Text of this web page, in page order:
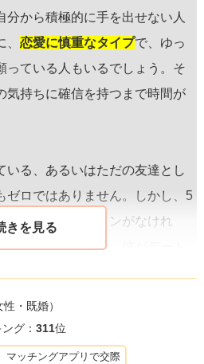
分から積極的に手を出せない人
恋愛に慎重なタイプで、ゆっ
っている人もいるでしょう。そ
気持ちに確信を持つまで時間が
いる、あるいはただの友達とし
ゼロではありません。しかし、5
嫌いだというサインがなけれ
言えば否定的です。彼がデート
、直接彼の気持ちを尋ねる勇気
性・既婚）
グ： 311位
マッチングアプリで交際